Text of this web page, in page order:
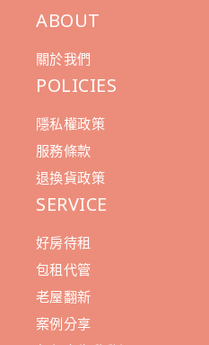
ABOUT
關於我們
POLICIES
隱私權政策
服務條款
退換貨政策
SERVICE
好房待租
包租代管
老屋翻新
案例分享